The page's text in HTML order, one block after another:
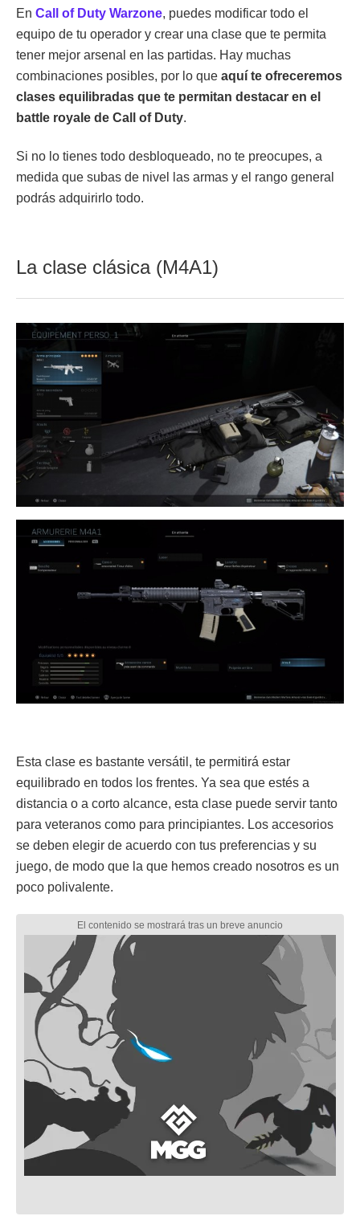
En Call of Duty Warzone, puedes modificar todo el
equipo de tu operador y crear una clase que te permita
tener mejor arsenal en las partidas. Hay muchas
combinaciones posibles, por lo que aquí te ofreceremos
clases equilibradas que te permitan destacar en el
battle royale de Call of Duty.
Si no lo tienes todo desbloqueado, no te preocupes, a
medida que subas de nivel las armas y el rango general
podrás adquirirlo todo.
La clase clásica (M4A1)
Esta clase es bastante versátil, te permitirá estar
equilibrado en todos los frentes. Ya sea que estés a
distancia o a corto alcance, esta clase puede servir tanto
para veteranos como para principiantes. Los accesorios
se deben elegir de acuerdo con tus preferencias y su
juego, de modo que la que hemos creado nosotros es un
poco polivalente.